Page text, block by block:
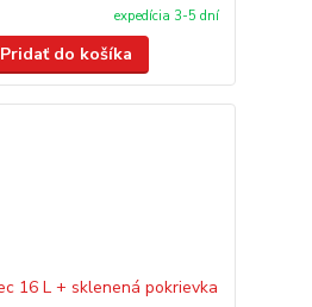
expedícia 3-5 dní
Pridať do košíka